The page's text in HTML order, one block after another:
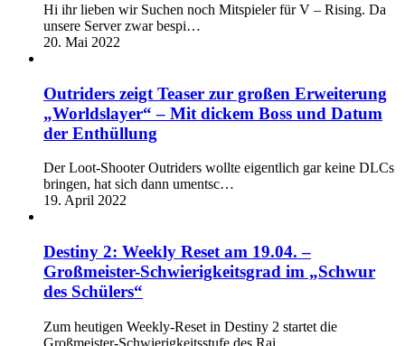
Hi ihr lieben wir Suchen noch Mitspieler für V – Rising. Da
unsere Server zwar bespi…
20. Mai 2022
Outriders zeigt Teaser zur großen Erweiterung
„Worldslayer“ – Mit dickem Boss und Datum
der Enthüllung
Der Loot-Shooter Outriders wollte eigentlich gar keine DLCs
bringen, hat sich dann umentsc…
19. April 2022
Destiny 2: Weekly Reset am 19.04. –
Großmeister-Schwierigkeitsgrad im „Schwur
des Schülers“
Zum heutigen Weekly-Reset in Destiny 2 startet die
Großmeister-Schwierigkeitsstufe des Rai…